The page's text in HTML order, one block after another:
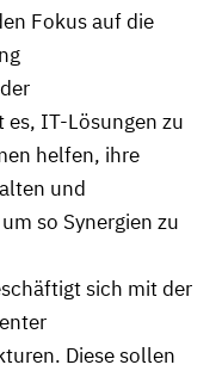
Fokus auf die
es, IT-Lösungen zu
helfen, ihre
und
so Synergien zu
sich mit der
Diese sollen